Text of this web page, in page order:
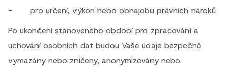
- pro určení, výkon nebo obhajobu právních nároků
Po ukončení stanoveného období pro zpracování a
uchování osobních dat budou Vaše údaje bezpečně
vymazány nebo zničeny, anonymizovány nebo